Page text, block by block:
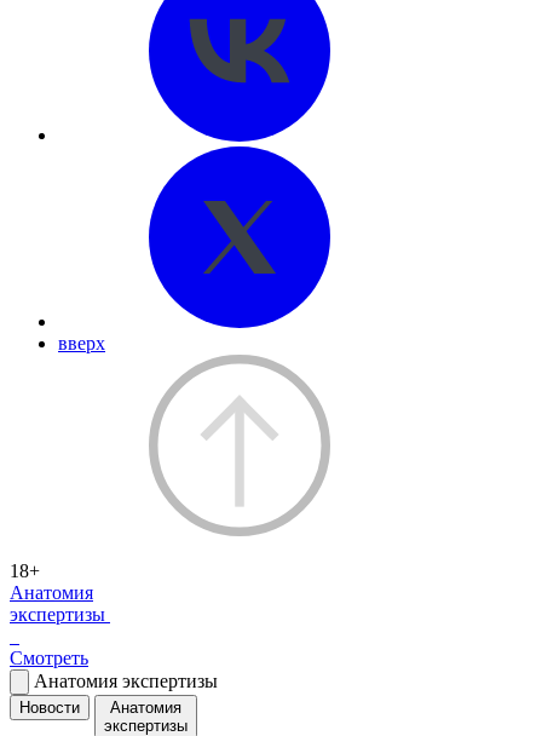
вверх
18+
Анатомия
экспертизы
Смотреть
Анатомия экспертизы
Новости
Анатомия
экспертизы